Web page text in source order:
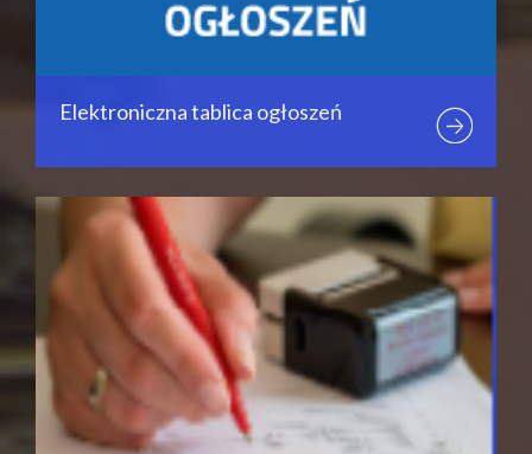
Elektroniczna tablica ogłoszeń